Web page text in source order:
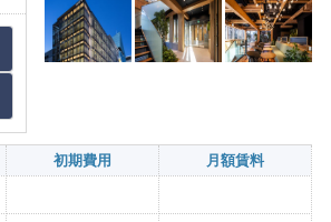
初期費用 月額賃料